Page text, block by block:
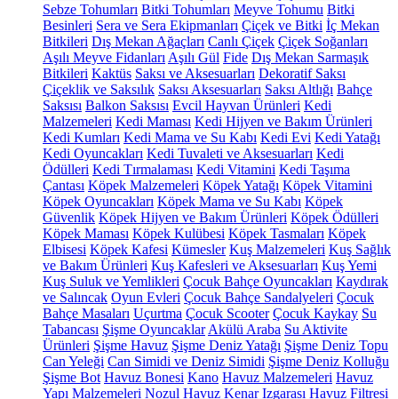
Sebze Tohumları Bitki Tohumları Meyve Tohumu Bitki
Besinleri Sera ve Sera Ekipmanları Çiçek ve Bitki İç Mekan
Bitkileri Dış Mekan Ağaçları Canlı Çiçek Çiçek Soğanları
Aşılı Meyve Fidanları Aşılı Gül Fide Dış Mekan Sarmaşık
Bitkileri Kaktüs Saksı ve Aksesuarları Dekoratif Saksı
Çiçeklik ve Saksılık Saksı Aksesuarları Saksı Altlığı Bahçe
Saksısı Balkon Saksısı Evcil Hayvan Ürünleri Kedi
Malzemeleri Kedi Maması Kedi Hijyen ve Bakım Ürünleri
Kedi Kumları Kedi Mama ve Su Kabı Kedi Evi Kedi Yatağı
Kedi Oyuncakları Kedi Tuvaleti ve Aksesuarları Kedi
Ödülleri Kedi Tırmalaması Kedi Vitamini Kedi Taşıma
Çantası Köpek Malzemeleri Köpek Yatağı Köpek Vitamini
Köpek Oyuncakları Köpek Mama ve Su Kabı Köpek
Güvenlik Köpek Hijyen ve Bakım Ürünleri Köpek Ödülleri
Köpek Maması Köpek Kulübesi Köpek Tasmaları Köpek
Elbisesi Köpek Kafesi Kümesler Kuş Malzemeleri Kuş Sağlık
ve Bakım Ürünleri Kuş Kafesleri ve Aksesuarları Kuş Yemi
Kuş Suluk ve Yemlikleri Çocuk Bahçe Oyuncakları Kaydırak
ve Salıncak Oyun Evleri Çocuk Bahçe Sandalyeleri Çocuk
Bahçe Masaları Uçurtma Çocuk Scooter Çocuk Kaykay Su
Tabancası Şişme Oyuncaklar Akülü Araba Su Aktivite
Ürünleri Şişme Havuz Şişme Deniz Yatağı Şişme Deniz Topu
Can Yeleği Can Simidi ve Deniz Simidi Şişme Deniz Kolluğu
Şişme Bot Havuz Bonesi Kano Havuz Malzemeleri Havuz
Yapı Malzemeleri Nozul Havuz Kenar Izgarası Havuz Filtresi